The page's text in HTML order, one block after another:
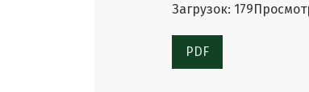
Загрузок: 179
PDF